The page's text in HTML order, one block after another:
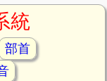
統
部首